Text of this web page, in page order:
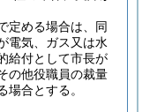
定める場合は、同
電気、ガス又は水
給付として市長が
の他役職員の裁量
合とする。